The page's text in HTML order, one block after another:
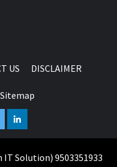
US DISCLAIMER
Sitemap
Linkedin
IT Solution) 9503351933